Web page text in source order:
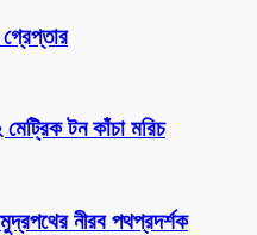
টন কাঁচা মরিচ
নীরব পথপ্রদর্শক